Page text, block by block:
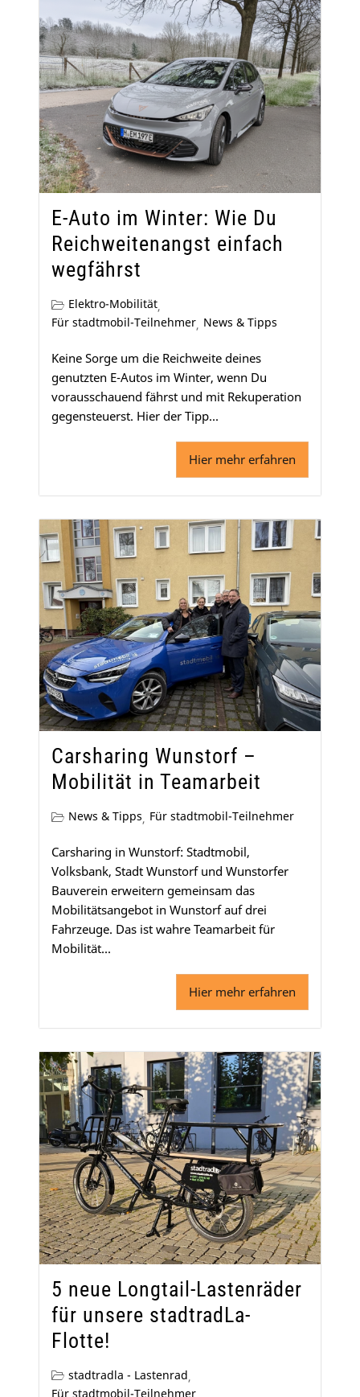
E-Auto im Winter: Wie Du
Reichweitenangst einfach
wegfährst
Elektro-Mobilität,
Für stadtmobil-Teilnehmer, News & Tipps
Keine Sorge um die Reichweite deines
genutzten E-Autos im Winter, wenn Du
vorausschauend fährst und mit Rekuperation
gegensteuerst. Hier der Tipp...
Hier mehr erfahren
Carsharing Wunstorf –
Mobilität in Teamarbeit
News & Tipps, Für stadtmobil-Teilnehmer
Carsharing in Wunstorf: Stadtmobil,
Volksbank, Stadt Wunstorf und Wunstorfer
Bauverein erweitern gemeinsam das
Mobilitätsangebot in Wunstorf auf drei
Fahrzeuge. Das ist wahre Teamarbeit für
Mobilität...
Hier mehr erfahren
5 neue Longtail-Lastenräder
für unsere stadtradLa-
Flotte!
stadtradla - Lastenrad,
Für stadtmobil-Teilnehmer